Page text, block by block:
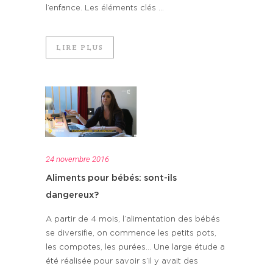
l’enfance. Les éléments clés ...
LIRE PLUS
24 novembre 2016
Aliments pour bébés: sont-ils
dangereux?
A partir de 4 mois, l’alimentation des bébés
se diversifie, on commence les petits pots,
les compotes, les purées… Une large étude a
été réalisée pour savoir s’il y avait des